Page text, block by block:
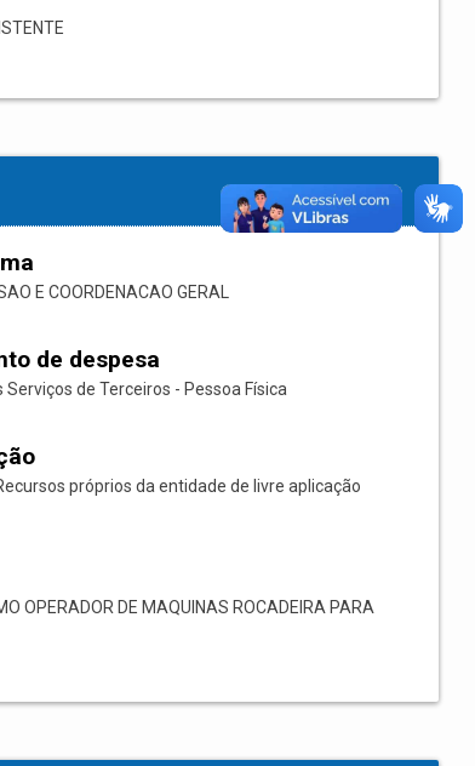
E COORDENACAO GERAL
de despesa
Serviços de Terceiros - Pessoa Física
próprios da entidade de livre aplicação
OPERADOR DE MAQUINAS ROCADEIRA PARA